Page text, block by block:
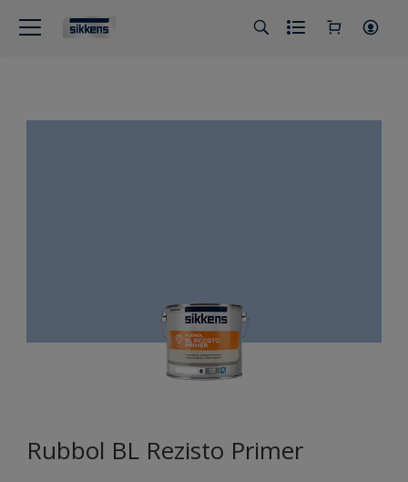
Rubbol BL Rezisto Primer